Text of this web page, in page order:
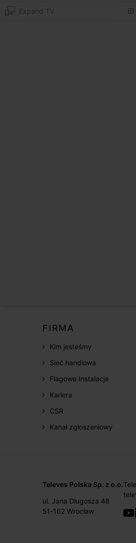
Expand TV
FIRMA
Kim jesteśmy
Sieć handlowa
Flagowe Instalacje
Kariera
CSR
Kanał zgłoszeniowy
Televes Polska Sp. z o.o.
ul. Jana Długosza 48
51-162 Wrocław